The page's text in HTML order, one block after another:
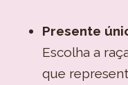
Presente
Escolha a
que